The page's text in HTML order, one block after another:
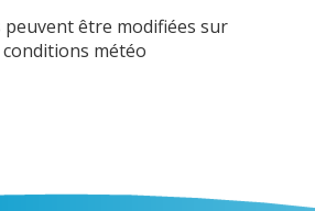
peuvent être modifiées sur
météo